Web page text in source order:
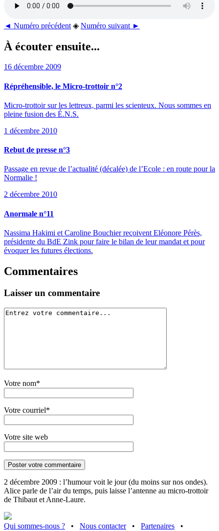
◄ Numéro précédent ◈ Numéro suivant ►
À écouter ensuite...
16 décembre 2009
Répréhensible, le Micro-trottoir n°2
Micro-trottoir sur les lettreux, parmi les scienteux. Nous sommes en
pleine fusion des É.N.S.
1 décembre 2010
Rebut de presse n°3
Passage en revue de l’actualité (décalée) de l’Ecole : en route pour la
Normalie !
2 décembre 2010
Anormale n°11
Nassima Hakimi et Caroline Bouchier reçoivent Eléonore Pérès,
présidente du BdE Zink pour faire le bilan de leur mandat et pour
évoquer les futures élections.
Commentaires
Laisser un commentaire
Votre nom*
Votre courriel*
Votre site web
2 décembre 2009 : l’humour voit le jour (du moins sur nos ondes).
Alice parle de l’air du temps, puis laisse l’antenne au micro-trottoir
de Thibaut et Anne-Laure.
Qui sommes-nous ? • Nous contacter • Partenaires
•